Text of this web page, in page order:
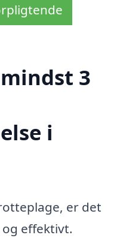
3
i
er det
effektivt.